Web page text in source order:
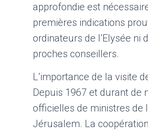
approfondie est
premières indications
ordinateurs de l’Elysée
proches conseillers.
L’importance de la visite
Depuis 1967 et durant de
officielles de ministres de
Jérusalem. La